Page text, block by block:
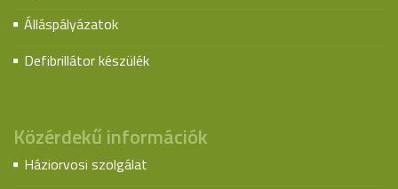
Álláspályázatok
Defibrillátor készülék
Közérdekű információk
Háziorvosi szolgálat